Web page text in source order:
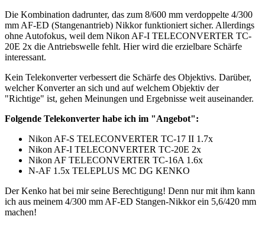
Die Kombination dadrunter, das zum 8/600 mm verdoppelte 4/300
mm AF-ED (Stangenantrieb) Nikkor funktioniert sicher. Allerdings
ohne Autofokus, weil dem Nikon AF-I TELECONVERTER TC-
20E 2x die Antriebswelle fehlt. Hier wird die erzielbare Schärfe
interessant.
Kein Telekonverter verbessert die Schärfe des Objektivs. Darüber,
welcher Konverter an sich und auf welchem Objektiv der
"Richtige" ist, gehen Meinungen und Ergebnisse weit auseinander.
Folgende Telekonverter habe ich im "Angebot":
Nikon AF-S TELECONVERTER TC-17 II 1.7x
Nikon AF-I TELECONVERTER TC-20E 2x
Nikon AF TELECONVERTER TC-16A 1.6x
N-AF 1.5x TELEPLUS MC DG KENKO
Der Kenko hat bei mir seine Berechtigung! Denn nur mit ihm kann
ich aus meinem 4/300 mm AF-ED Stangen-Nikkor ein 5,6/420 mm
machen!